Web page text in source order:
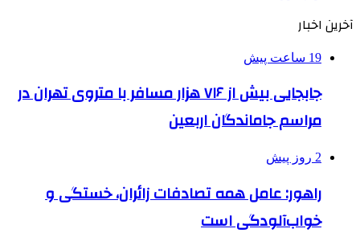
آخرین اخبار
19 ساعت پیش
جابجایی بیش از ۷۱۶ هزار مسافر با متروی تهران در
مراسم جاماندگان اربعین
2 روز پیش
راهور: عامل همه تصادفات زائران، خستگی و
خواب‌آلودگی است